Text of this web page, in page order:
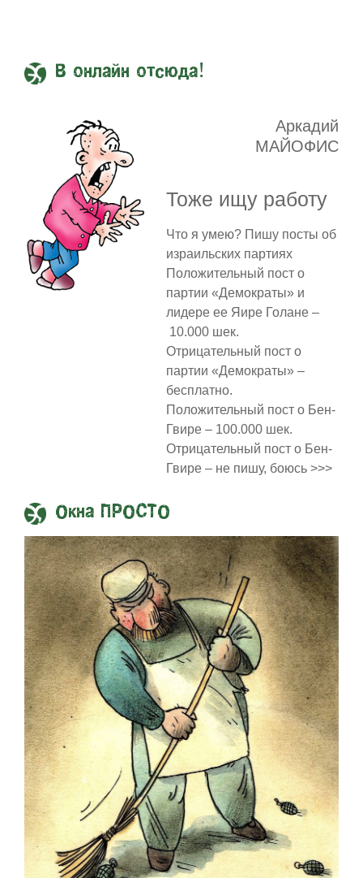
В онлайн отсюда!
Аркадий
МАЙОФИС
Тоже ищу работу
Что я умею? Пишу посты об
израильских партиях
Положительный пост о
партии «Демократы» и
лидере ее Яире Голане –
10.000 шек.
Отрицательный пост о
партии «Демократы» –
бесплатно.
Положительный пост о Бен-
Гвире – 100.000 шек.
Отрицательный пост о Бен-
Гвире – не пишу, боюсь >>>
Окна ПРОСТО